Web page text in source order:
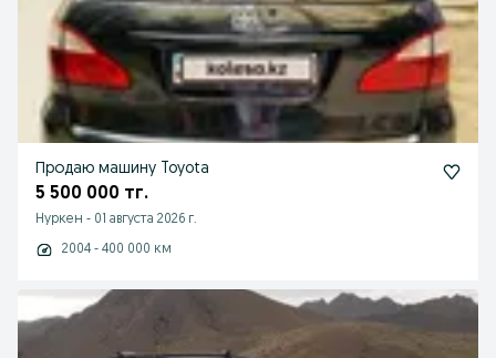
Продаю машину Toyota
5 500 000 тг.
Нуркен - 01 августа 2026 г.
2004 - 400 000 км